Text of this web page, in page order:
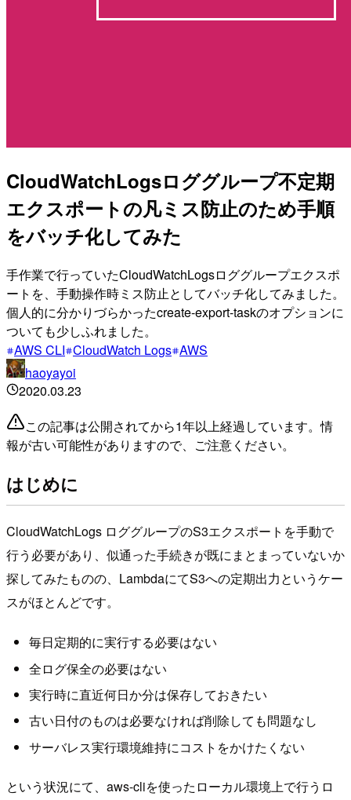
CloudWatchLogsロググループ不定期
エクスポートの凡ミス防止のため手順
をバッチ化してみた
手作業で行っていたCloudWatchLogsロググループエクスポ
ートを、手動操作時ミス防止としてバッチ化してみました。
個人的に分かりづらかったcreate-export-taskのオプションに
ついても少しふれました。
AWS CLI CloudWatch Logs AWS
haoyayoi
2020.03.23
この記事は公開されてから1年以上経過しています。情
報が古い可能性がありますので、ご注意ください。
はじめに
CloudWatchLogs ロググループのS3エクスポートを手動で
行う必要があり、似通った手続きが既にまとまっていないか
探してみたものの、LambdaにてS3への定期出力というケー
スがほとんどです。
毎日定期的に実行する必要はない
全ログ保全の必要はない
実行時に直近何日か分は保存しておきたい
古い日付のものは必要なければ削除しても問題なし
サーバレス実行環境維持にコストをかけたくない
という状況にて、aws-cliを使ったローカル環境上で行うロ